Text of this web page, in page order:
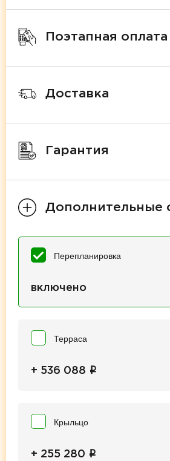
Поэтапная оплата
Доставка
Гарантия
Дополнительные
Перепланировка
включено
Терраса
+ 536 088 i
Крыльцо
+ 255 280 i